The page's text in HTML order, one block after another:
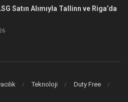
Satın Alımıyla Tallinn ve Riga’da
Teknoloji
Duty Free